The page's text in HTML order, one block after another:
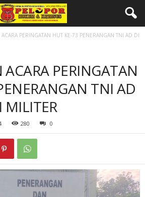
ACARA PERINGATAN HUT KE-73 PENERANGAN TNI AD DI
PERINGATAN
TNI AD
MILITER
280 0